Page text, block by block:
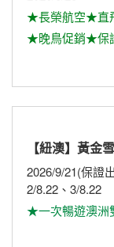
★長榮航空★直
★晚鳥促銷★保
【紐澳】黃
2026/9/21(保證
2/8.22、3/8.22
★一次暢遊澳洲